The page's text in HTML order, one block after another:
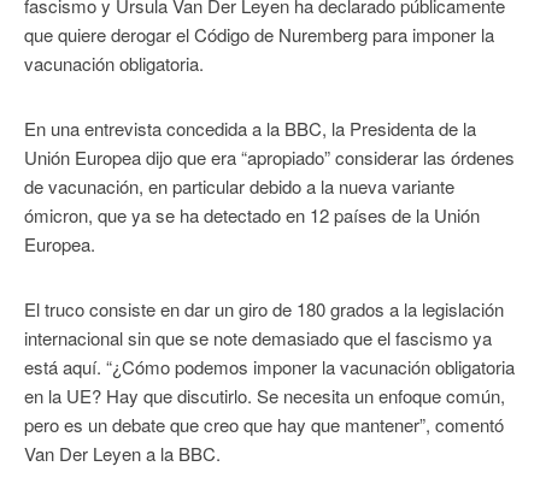
fascismo y Ursula Van Der Leyen ha declarado públicamente
que quiere derogar el Código de Nuremberg para imponer la
vacunación obligatoria.
En una entrevista concedida a la BBC, la Presidenta de la
Unión Europea dijo que era “apropiado” considerar las órdenes
de vacunación, en particular debido a la nueva variante
ómicron, que ya se ha detectado en 12 países de la Unión
Europea.
El truco consiste en dar un giro de 180 grados a la legislación
internacional sin que se note demasiado que el fascismo ya
está aquí. “¿Cómo podemos imponer la vacunación obligatoria
en la UE? Hay que discutirlo. Se necesita un enfoque común,
pero es un debate que creo que hay que mantener”, comentó
Van Der Leyen a la BBC.